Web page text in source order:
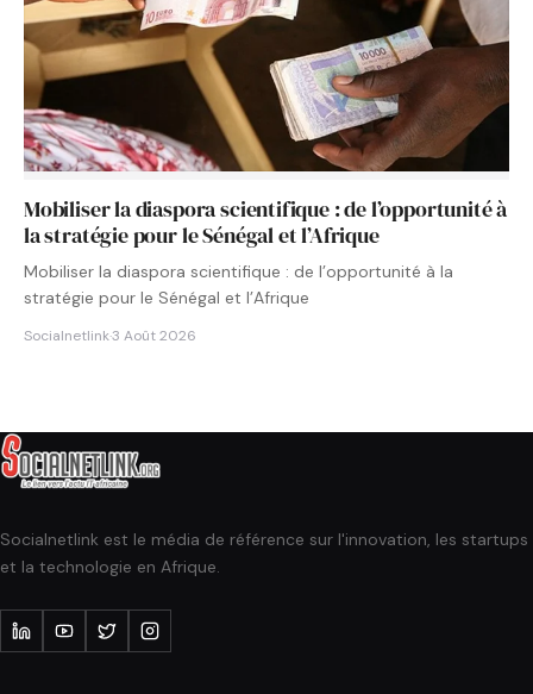
Mobiliser la diaspora scientifique : de l’opportunité à
la stratégie pour le Sénégal et l’Afrique
Mobiliser la diaspora scientifique : de l’opportunité à la
stratégie pour le Sénégal et l’Afrique
Socialnetlink·3 Août 2026
Socialnetlink est le média de référence sur l'innovation, les startups
et la technologie en Afrique.